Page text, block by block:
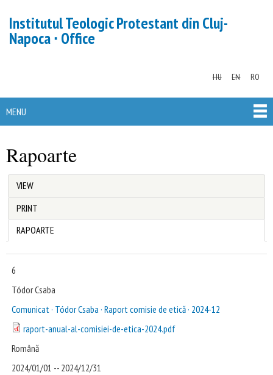
main
content
Institutul Teologic Protestant din Cluj-
Napoca ∙ Office
HU EN RO
MENU
You are here
Rapoarte
Primary tabs
VIEW
PRINT
RAPOARTE
(ACTIVE TAB)
You are here
6
Tódor Csaba
Comunicat · Tódor Csaba · Raport comisie de etică · 2024-12
raport-anual-al-comisiei-de-etica-2024.pdf
Română
2024/01/01 -- 2024/12/31